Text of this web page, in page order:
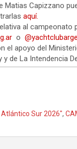
Matias Capizzano
aquí.
al campeonato
o
el apoyo del
y de La Intendencia
o
m
Sur 2026",